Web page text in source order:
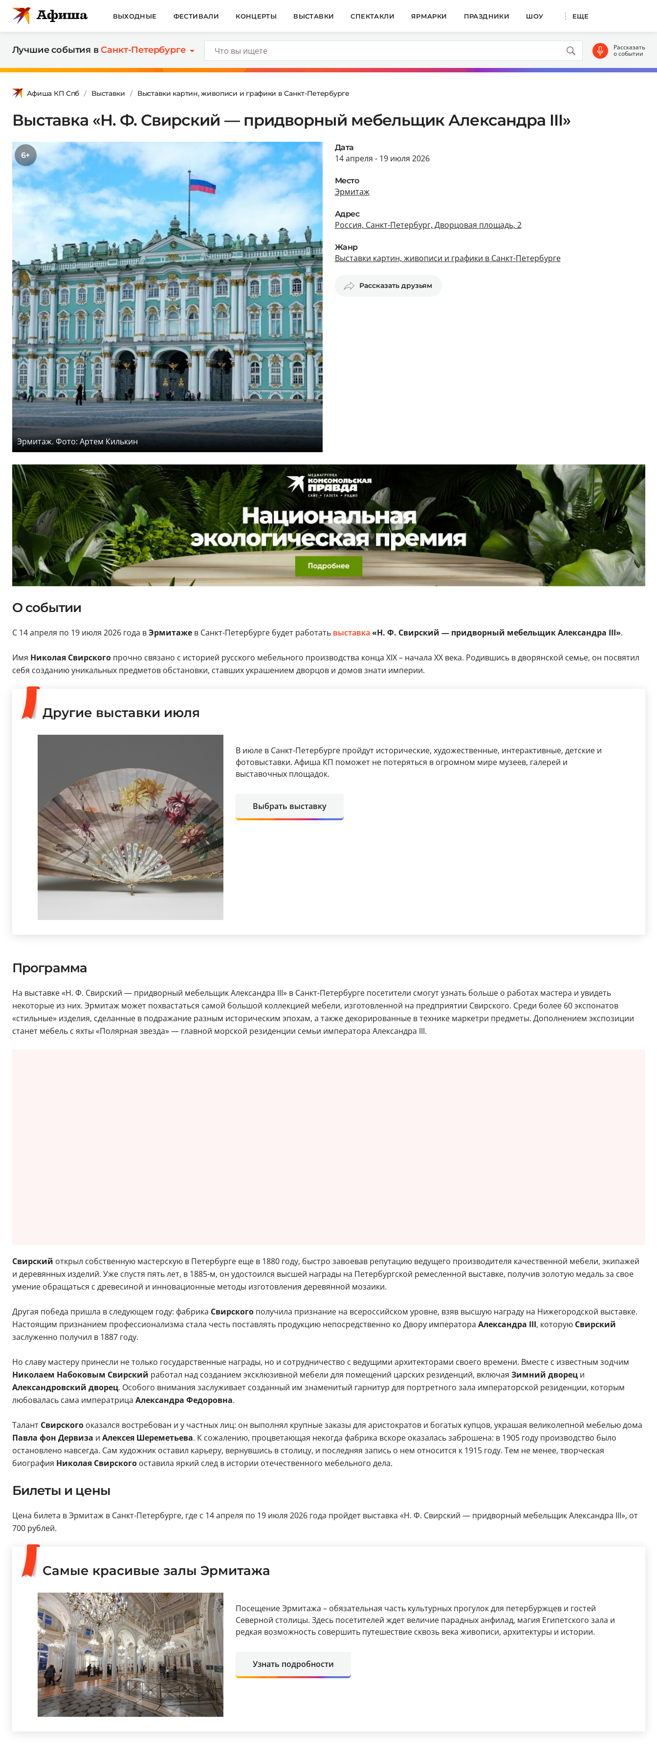
ВЫХОДНЫЕ ФЕСТИВАЛИ КОНЦЕРТЫ ВЫСТАВКИ СПЕКТАКЛИ ЯРМАРКИ ПРАЗДНИКИ ШОУ ЕЩЕ
Лучшие события вСанкт-Петербурге Рассказать
о событии
Афиша КП Спб Выставки Выставки картин, живописи и графики в Санкт-Петербурге
Выставка «Н. Ф. Свирский — придворный мебельщик Александра III»
6+
Эрмитаж. Фото: Артем Килькин
Дата
14 апреля - 19 июля 2026
Место
Эрмитаж
Адрес
Россия, Санкт-Петербург, Дворцовая площадь, 2
Жанр
Выставки картин, живописи и графики в Санкт-Петербурге
Рассказать друзьям
О событии
С 14 апреля по 19 июля 2026 года вЭрмитажев Санкт-Петербурге будет работать выставка «Н. Ф. Свирский — придворный мебельщик Александра III».
Имя Николая Свирского прочно связано с историей русского мебельного производства конца XIX – начала XX века. Родившись в дворянской семье, он посвятил
себя созданию уникальных предметов обстановки, ставших украшением дворцов и домов знати империи.
Другие выставки июля
В июле в Санкт-Петербурге пройдут исторические, художественные, интерактивные, детские и
фотовыставки. Афиша КП поможет не потеряться в огромном мире музеев, галерей и
выставочных площадок.
Выбрать выставку
Программа
На выставке «Н. Ф. Свирский — придворный мебельщик Александра III» в Санкт-Петербурге посетители смогут узнать больше о работах мастера и увидеть
некоторые из них. Эрмитаж может похвастаться самой большой коллекцией мебели, изготовленной на предприятии Свирского. Среди более 60 экспонатов
«стильные» изделия, сделанные в подражание разным историческим эпохам, а также декорированные в технике маркетри предметы. Дополнением экспозиции
станет мебель с яхты «Полярная звезда» — главной морской резиденции семьи императора Александра III.
Свирский открыл собственную мастерскую в Петербурге еще в 1880 году, быстро завоевав репутацию ведущего производителя качественной мебели, экипажей
и деревянных изделий. Уже спустя пять лет, в 1885-м, он удостоился высшей награды на Петербургской ремесленной выставке, получив золотую медаль за свое
умение обращаться с древесиной и инновационные методы изготовления деревянной мозаики.
Другая победа пришла в следующем году: фабрика Свирскогополучила признание на всероссийском уровне, взяв высшую награду на Нижегородской выставке.
Настоящим признанием профессионализма стала честь поставлять продукцию непосредственно ко Двору императора Александра III, которую Свирский
заслуженно получил в 1887 году.
Но славу мастеру принесли не только государственные награды, но и сотрудничество с ведущими архитекторами своего времени. Вместе с известным зодчим
Николаем Набоковым Свирский работал над созданием эксклюзивной мебели для помещений царских резиденций, включая Зимний дворец и
Александровский дворец. Особого внимания заслуживает созданный им знаменитый гарнитур для портретного зала императорской резиденции, которым
любовалась сама императрица Александра Федоровна.
Талант Свирскогооказался востребован и у частных лиц: он выполнял крупные заказы для аристократов и богатых купцов, украшая великолепной мебелью дома
Павла фон Дервиза и Алексея Шереметьева. К сожалению, процветающая некогда фабрика вскоре оказалась заброшена: в 1905 году производство было
остановлено навсегда. Сам художник оставил карьеру, вернувшись в столицу, и последняя запись о нем относится к 1915 году. Тем не менее, творческая
биография Николая Свирскогооставила яркий след в истории отечественного мебельного дела.
Билеты и цены
Цена билета в Эрмитаж в Санкт-Петербурге, где с 14 апреля по 19 июля 2026 года пройдет выставка «Н. Ф. Свирский — придворный мебельщик Александра III», от
700 рублей.
Самые красивые залы Эрмитажа
Посещение Эрмитажа – обязательная часть культурных прогулок для петербуржцев и гостей
Северной столицы. Здесь посетителей ждет величие парадных анфилад, магия Египетского зала и
редкая возможность совершить путешествие сквозь века живописи, архитектуры и истории.
Узнать подробности